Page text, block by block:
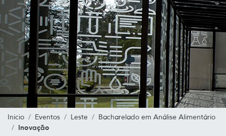
Inicio Eventos Leste Bacharelado em Análise Alimentário
Inovação